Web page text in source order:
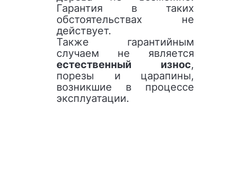
Гарантия в таких
обстоятельствах не
действует.
Также гарантийным
случаем не является
естественный износ,
порезы и царапины,
возникшие в процессе
эксплуатации.